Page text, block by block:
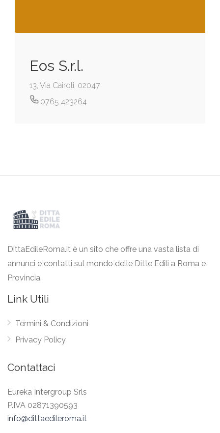
Eos S.r.l.
13, Via Cairoli, 02047
0765 423264
DittaEdileRoma.it è un sito che offre una vasta lista di
annunci e contatti sul mondo delle Ditte Edili a Roma e
Provincia.
Link Utili
Termini & Condizioni
Privacy Policy
Contattaci
Eureka Intergroup Srls
P.IVA 02871390593
info@dittaedileroma.it